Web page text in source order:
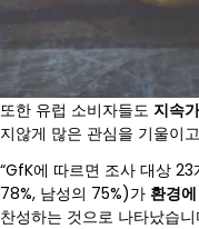
또한 유럽 소비자들도 지속
지않게 많은 관심을 기울이
“GfK에 따르면 조사 대상
78%, 남성의 75%)가 환경
찬성하는 것으로 나타났습니